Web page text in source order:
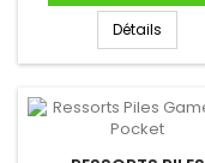
Détails